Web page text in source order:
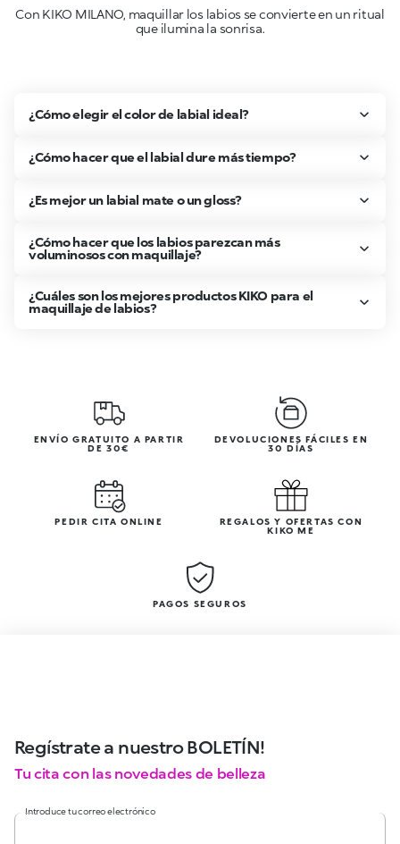
Con KIKO MILANO, maquillar los labios se convierte en un ritual
¿Cómo elegir el color de labial ideal?
¿Cómo hacer que el labial dure más tiempo?
¿Es mejor un labial mate o un gloss?
¿Cómo hacer que los labios parezcan más
voluminosos con maquillaje?
¿Cuáles son los mejores productos KIKO para el
maquillaje de labios?
ENVÍO GRATUITO A PARTIR
DE 30€
DEVOLUCIONES FÁCILES EN
30 DÍAS
PEDIR CITA ONLINE
REGALOS Y OFERTAS CON
KIKO ME
PAGOS SEGUROS
Regístrate a nuestro BOLETÍN!
Tu cita con las novedades de belleza
Introduce tu correo electrónico